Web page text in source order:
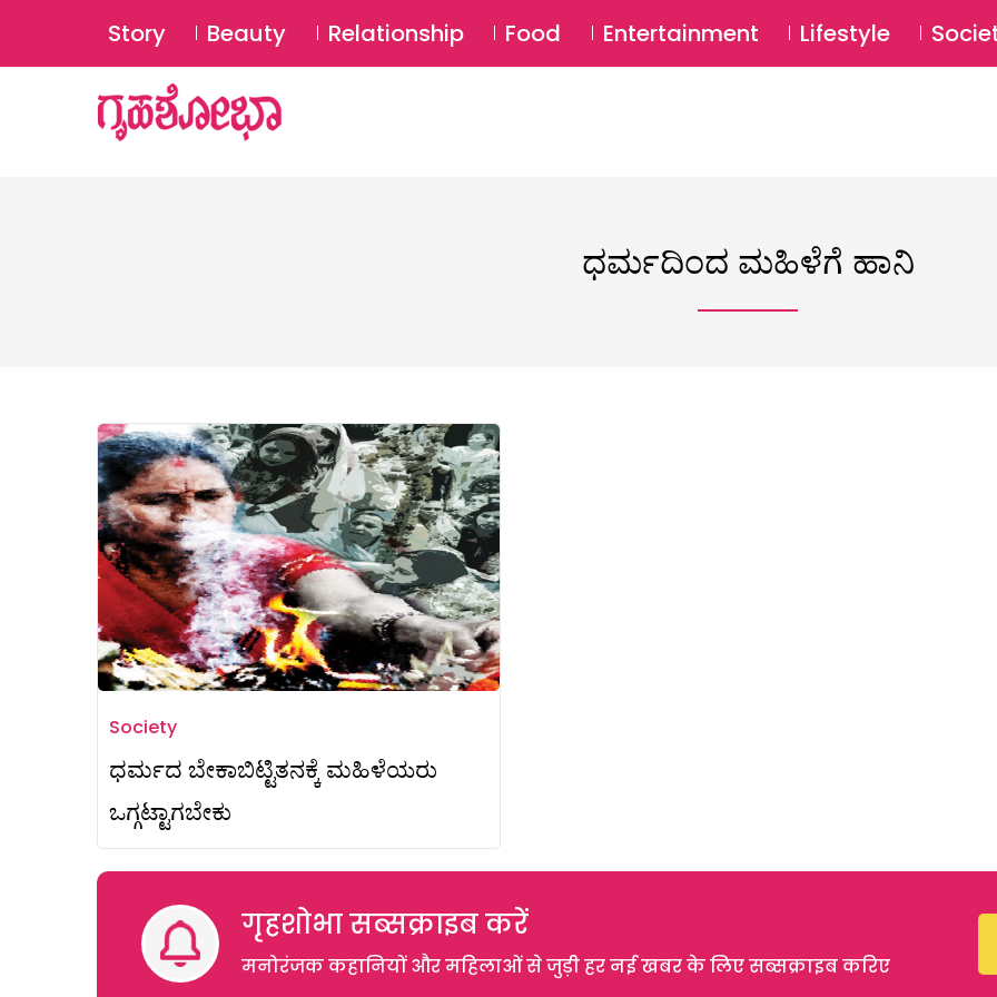
Story Beauty Relationship Food Entertainment Lifestyle
ಧರ್ಮದಿಂದ ಮಹಿಳೆಗೆ ಹಾನಿ
Society
ಧರ್ಮದ ಬೇಕಾಬಿಟ್ಟಿತನಕ್ಕೆ ಮಹಿಳೆಯರು
ಒಗ್ಗಟ್ಟಾಗಬೇಕು
गृहशोभा सब्सक्राइब करें
मनोरंजक कहानियों और महिलाओं से जुड़ी हर नई खबर के लिए सब्सक्राइब करिए